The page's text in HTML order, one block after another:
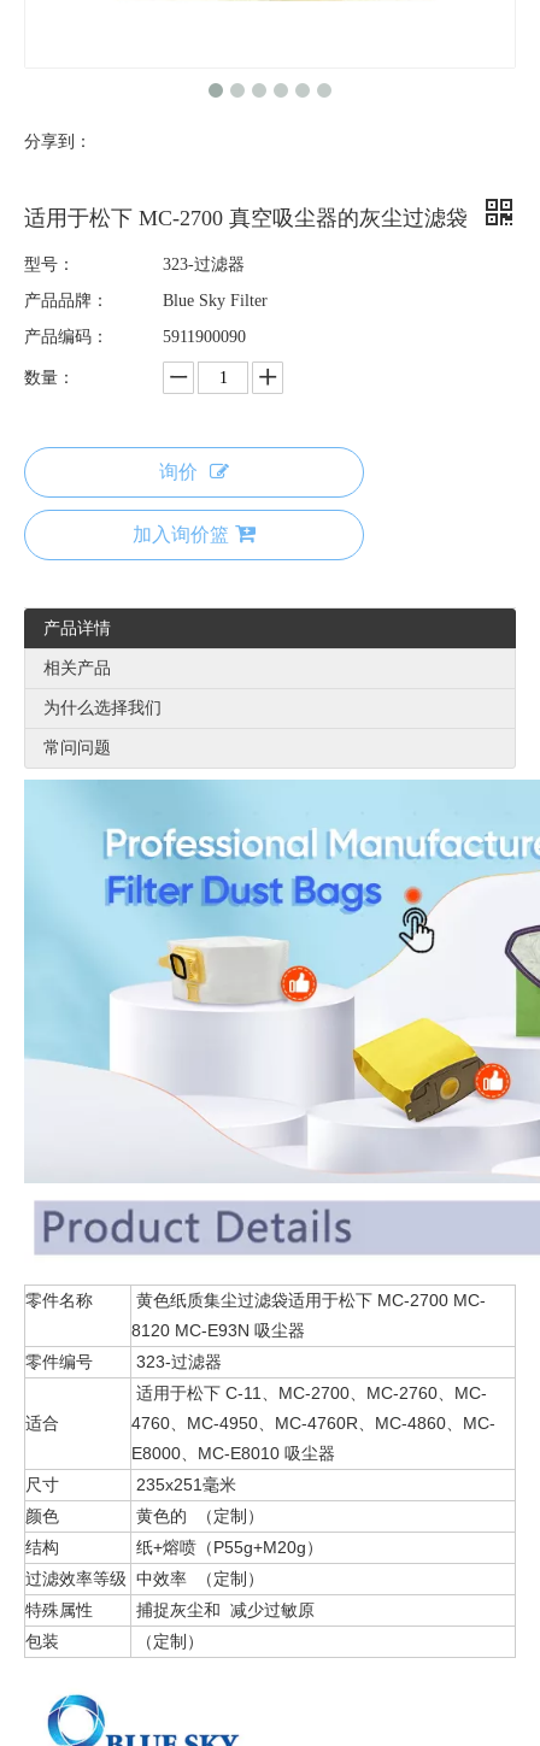
分享到：
适用于松下 MC-2700 真空吸尘器的灰尘过滤袋
型号：
323-过滤器
产品品牌：
Blue Sky Filter
产品编码：
5911900090
数量：
询价
加入询价篮
产品详情
相关产品
为什么选择我们
常问问题
零件名称
黄色纸质集尘过滤袋适用于松下 MC-2700 MC-
8120 MC-E93N 吸尘器
零件编号
323-过滤器
适合
适用于松下 C-11、MC-2700、MC-2760、MC-
4760、MC-4950、MC-4760R、MC-4860、MC-
E8000、MC-E8010 吸尘器
尺寸
235x251毫米
颜色
黄色的 （定制）
结构
纸+熔喷（P55g+M20g）
过滤效率等级 中效率 （定制）
特殊属性
捕捉灰尘和 减少过敏原
包装
（定制）